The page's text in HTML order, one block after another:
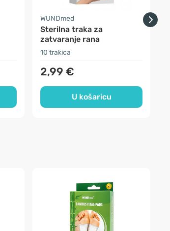
WUNDmed
Sterilna traka za
zatvaranje rana
10 trakica
2,99 €
U košaricu